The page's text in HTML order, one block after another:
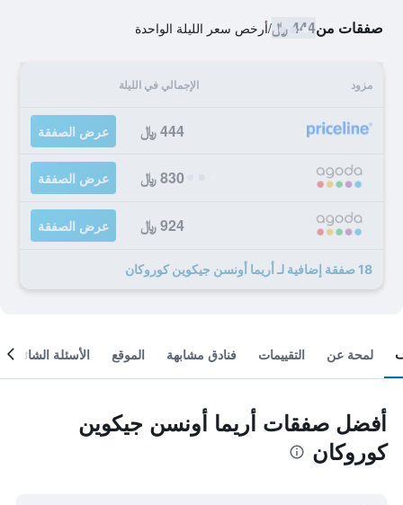
صفقات من444 ﷼ /أرخص سعر الليلة الواحدة
مزود الإجمالي في الليلة
444 ﷼ عرض الصفقة
830 ﷼ عرض الصفقة
924 ﷼ عرض الصفقة
18 صفقة إضافية لـ أريما أونسن جيكوين كوروكان
لمحة عن التقييمات فنادق مشابهة الموقع الأسئلة الشائعة
أفضل صفقات أريما أونسن جيكوين
كوروكان